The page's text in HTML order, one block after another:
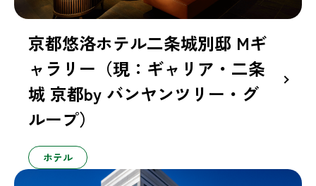
京都悠洛ホテル二条城別邸 Mギ
ャラリー（現：ギャリア・二条
城 京都by バンヤンツリー・グ
ループ）
ホテル